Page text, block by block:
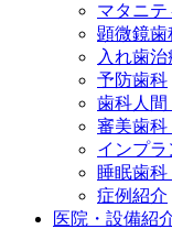
マタニ
顕微鏡歯
入れ歯治
予防歯科
歯科人間
審美歯科
インプラ
睡眠歯科
症例紹介
医院・設備紹